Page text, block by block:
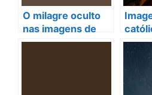
O milagre oculto
nas imagens de
santos católicos
para
almas!